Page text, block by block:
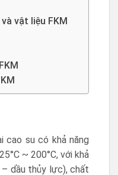
vật liệu FKM
cao su có khả năng
~ 200°C, với khả
– dầu thủy lực), chất